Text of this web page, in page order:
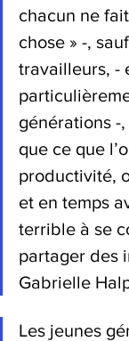
chacun ne
chose » -,
travailleurs, -
générations -
que ce que
productivité,
et en temps
terrible à se
partager des
Gabrielle
Les jeunes